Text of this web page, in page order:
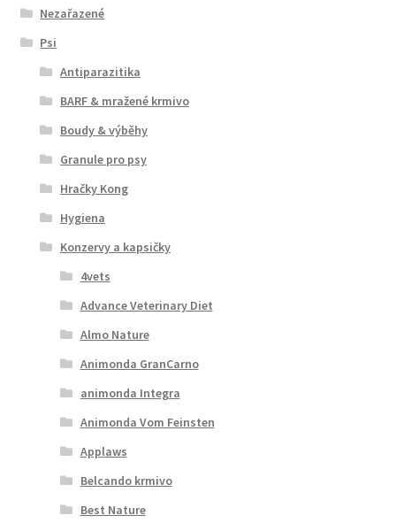
Nezařazené
Psi
Antiparazitika
BARF & mražené krmivo
Boudy & výběhy
Granule pro psy
Hračky Kong
Hygiena
Konzervy a kapsičky
4vets
Advance Veterinary Diet
Almo Nature
Animonda GranCarno
animonda Integra
Animonda Vom Feinsten
Applaws
Belcando krmivo
Best Nature